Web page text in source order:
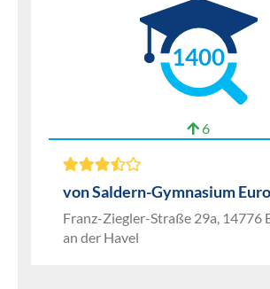
1400
6
von Saldern-Gymnasium
Franz-Ziegler-Straße 29a, 14776
an der Havel